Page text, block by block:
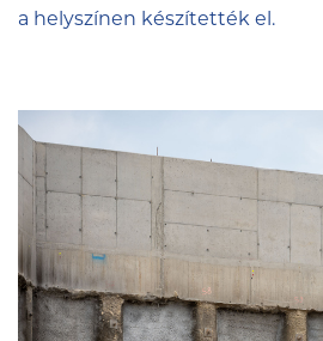
a helyszínen készítették el.